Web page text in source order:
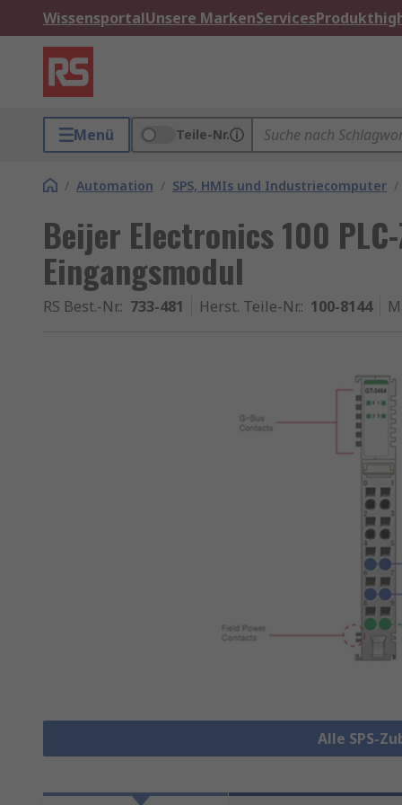
WissensportalUnsere MarkenServices
Menü Teile-Nr.
/ Automation / SPS, HMIs und Industriecomputer /
Beijer Electronics 100
Eingangsmodul
RS Best.-Nr.: 733-481 Herst. Teile-Nr.: 100-8144
Alle SPS-